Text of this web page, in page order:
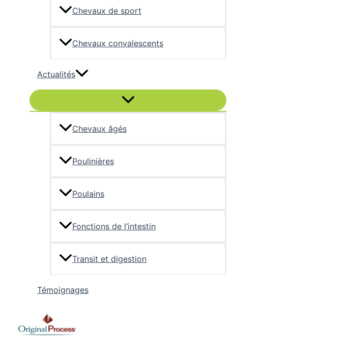
Chevaux de sport
Chevaux convalescents
Actualités
Permutateur
de
Menu
Chevaux âgés
Poulinières
Poulains
Fonctions de l’intestin
Transit et digestion
Témoignages